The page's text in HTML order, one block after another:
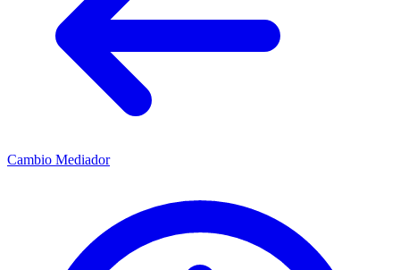
Cambio Mediador